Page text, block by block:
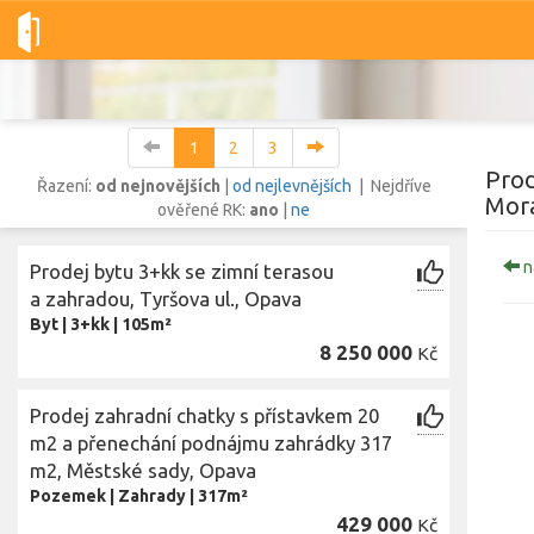
Dobré-nemovitosti.cz obec Opava, okres Opava,
Pozemky
obec Opava, okres Opava, Moravskoslezský kraj
1 2
3
Řazení: od nejnovějších od nejlevnějších | Nejdříve
ověřené RK: ano ne
Prodej bytu 3+kk se zimní terasou
a zahradou, Tyršova ul., Opava
Byt 3+kk 105m²
8 250 000 Kč
Prodej zahradní chatky s přístavkem 20
m2 a přenechání podnájmu zahrádky 317
m2, Městské sady, Opava
Pozemek Zahrady 317m²
429 000 Kč